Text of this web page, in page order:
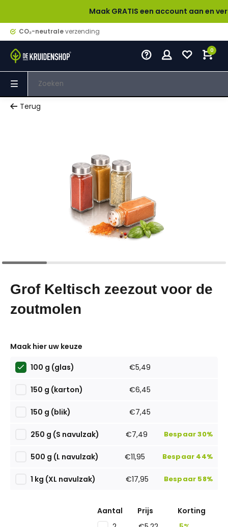
Maak GRATIS een account aan en verdien
CO₂-neutraleverzending
0
Terug
Grof Keltisch zeezout voor de
zoutmolen
Maak hier uw keuze
100 g (glas) €5,49
150 g (karton) €6,45
150 g (blik) €7,45
250 g (S navulzak) €7,49 Bespaar 30%
500 g (L navulzak) €11,95 Bespaar 44%
1 kg (XL navulzak) €17,95 Bespaar 58%
Aantal Prijs
Korting